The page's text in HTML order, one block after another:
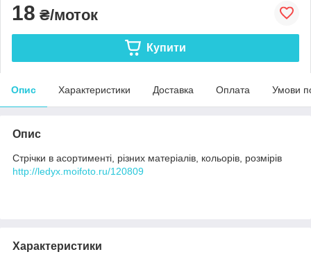
18 ₴/моток
Купити
Опис Характеристики Доставка Оплата Умови
Опис
Стрічки в асортименті, різних матеріалів, кольорів, розмірів
http://ledyx.moifoto.ru/120809
Характеристики